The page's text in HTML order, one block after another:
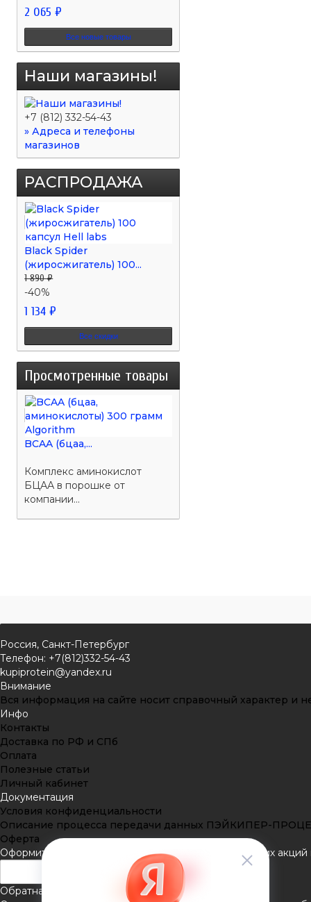
2 065 ₽
Все новые товары
Наши магазины!
+7 (812) 332-54-43
» Адреса и телефоны
магазинов
РАСПРОДАЖА
Black Spider
(жиросжигатель) 100...
1 890 ₽
-40%
1 134 ₽
Все скидки
Просмотренные товары
BCAA (бцаа,...
Комплекс аминокислот
БЦАА в порошке от
компании...
Россия, Санкт-Петербург
Телефон: +7(812)332-54-43
kupiprotein@yandex.ru
Внимание
Вся информация на сайте носит справочный характер и
Инфо
Контакты
Доставка по РФ и СПб
Оплата
Полезные статьи
Личный кабинет
Документация
Условия конфиденциальности
Описание процесса передачи данных ПЭЙКИПЕР-
Оферта
Оформить подписку
Подпишитесь на рассылку наших
Обратная связь